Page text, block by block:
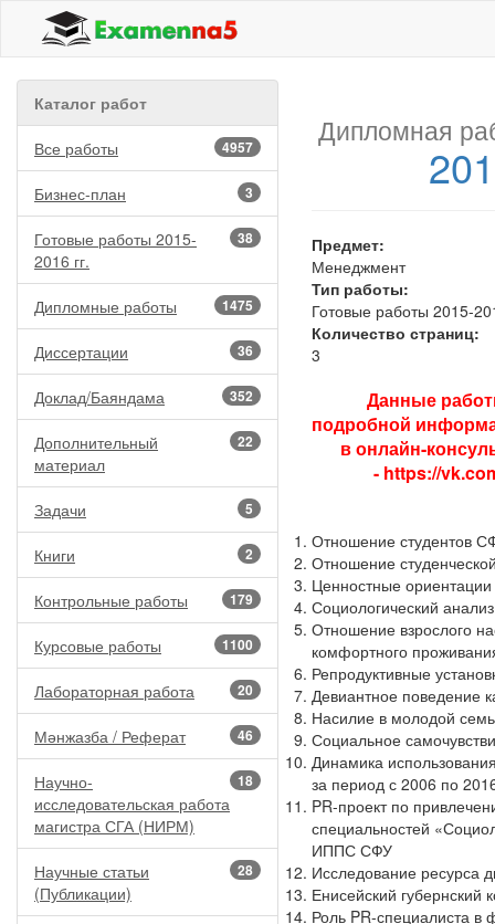
Каталог работ
4957
Все работы
3
Бизнес-план
38
Готовые работы 2015-
2016 гг.
1475
Дипломные работы
36
Диссертации
352
Доклад/Баяндама
22
Дополнительный
материал
5
Задачи
2
Книги
179
Контрольные работы
1100
Курсовые работы
20
Лабораторная работа
46
Мәнжазба / Реферат
18
Научно-
исследовательская работа
магистра СГА (НИРМ)
28
Научные статьи
(Публикации)
Дипломная
Предмет:
Менеджмент
Тип работы:
Готовые работы 2015-
Количество страниц:
3
Данные
подробной
в онлайн-
- https://
Отношение студентов
Отношение
Ценностные
Социологический
Отношение взрослого
комфортного
Репродуктивные
Девиантное поведение
Насилие в молодой
Социальное
Динамика
за период с 2006 по
PR-проект по
специальностей
ИППС СФУ
Исследование ресурса
Енисейский губернский
Роль PR-специалиста